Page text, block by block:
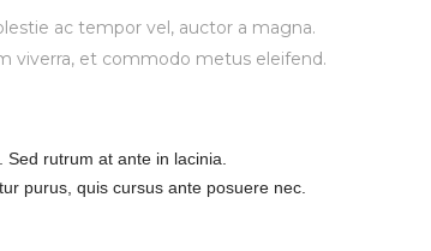
ac tempor vel, auctor a magna.
viverra, et commodo metus eleifend.
rutrum at ante in lacinia.
purus, quis cursus ante posuere nec.